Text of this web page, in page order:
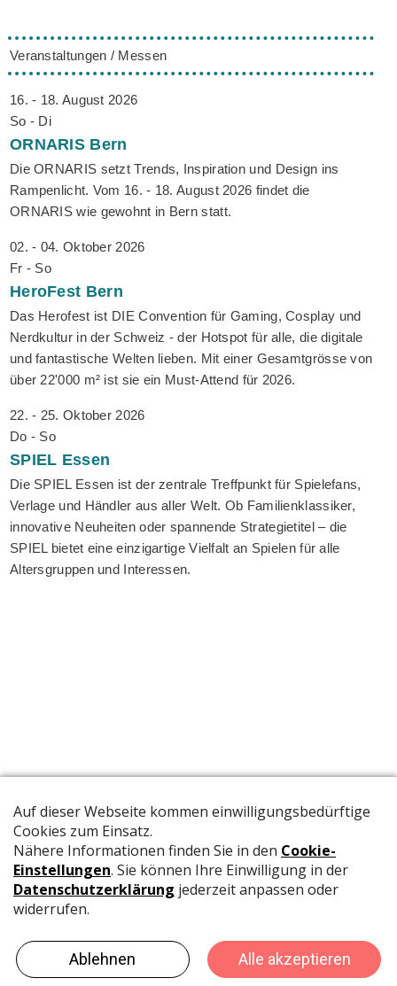
Veranstaltungen / Messen
16. - 18. August 2026
So - Di
ORNARIS Bern
Die ORNARIS setzt Trends, Inspiration und Design ins
Rampenlicht. Vom 16. - 18. August 2026 findet die
ORNARIS wie gewohnt in Bern statt.
02. - 04. Oktober 2026
Fr - So
HeroFest Bern
Das Herofest ist DIE Convention für Gaming, Cosplay und
Nerdkultur in der Schweiz - der Hotspot für alle, die digitale
und fantastische Welten lieben. Mit einer Gesamtgrösse von
über 22'000 m² ist sie ein Must-Attend für 2026.
22. - 25. Oktober 2026
Do - So
SPIEL Essen
Die SPIEL Essen ist der zentrale Treffpunkt für Spielefans,
Verlage und Händler aus aller Welt. Ob Familienklassiker,
innovative Neuheiten oder spannende Strategietitel – die
SPIEL bietet eine einzigartige Vielfalt an Spielen für alle
Altersgruppen und Interessen.
Die offizielle Publikation der Schweizer Papeterien informiert
Meldungen aus der Branche.